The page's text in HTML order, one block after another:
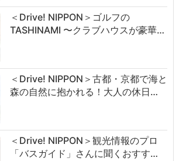
＜Drive! NIPPON＞ゴルフの
TASHINAMI 〜クラブハウスが豪華…
＜Drive! NIPPON＞古都・京都で海と
森の自然に抱かれる！大人の休日…
＜Drive! NIPPON＞観光情報のプロ
「バスガイド」さんに聞くおすす…